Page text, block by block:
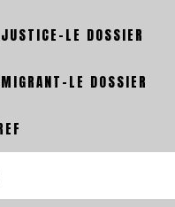
JUSTICE-LE DOSSIER
MIGRANT-LE DOSSIER